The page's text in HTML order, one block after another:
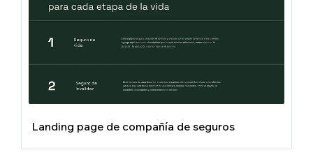
Landing page de compañía de seguros